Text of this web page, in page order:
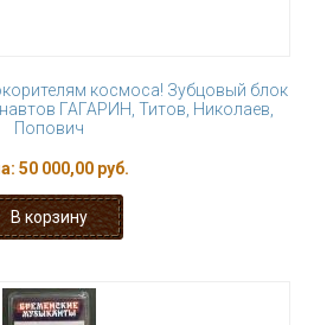
космоса! Зубцовый блок
ГАГАРИН, Титов, Николаев,
Попович
50 000,00 руб.